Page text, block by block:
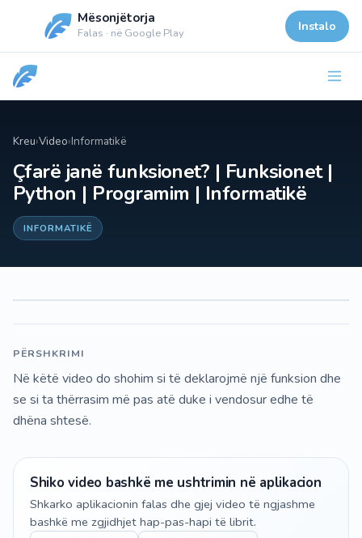
Mësonjëtorja
Falas · në Google Play Instalo
Kreu›Video›Informatikë
Çfarë janë funksionet? | Funksionet |
Python | Programim | Informatikë
INFORMATIKË
PËRSHKRIMI
Në këtë video do shohim si të deklarojmë një funksion dhe
se si ta thërrasim më pas atë duke i vendosur edhe të
dhëna shtesë.
Shiko video bashkë me ushtrimin në aplikacion
Shkarko aplikacionin falas dhe gjej video të ngjashme
bashkë me zgjidhjet hap-pas-hapi të librit.